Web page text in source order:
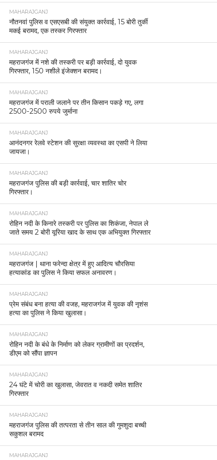
MAHARAJGANJ
नौतनवां पुलिस व एसएसबी की संयुक्त कार्रवाई, 15 बोरी तुर्की
मकई बरामद, एक तस्कर गिरफ्तार
MAHARAJGANJ
महराजगंज में नशे की तस्करी पर बड़ी कार्रवाई, दो युवक
गिरफ्तार, 150 नशीले इंजेक्शन बरामद।
MAHARAJGANJ
महराजगंज में पराली जलाने पर तीन किसान पकड़े गए, लगा
2500-2500 रुपये जुर्माना
MAHARAJGANJ
आनंदनगर रेलवे स्टेशन की सुरक्षा व्यवस्था का एसपी ने लिया
जायजा।
MAHARAJGANJ
महराजगंज पुलिस की बड़ी कार्रवाई, चार शातिर चोर
गिरफ्तार।
MAHARAJGANJ
रोहिन नदी के किनारे तस्करी पर पुलिस का शिकंजा, नेपाल ले
जाते समय 2 बोरी यूरिया खाद के साथ एक अभियुक्त गिरफ्तार
MAHARAJGANJ
महराजगंज | थाना फरेन्दा क्षेत्र में हुए आदित्य चौरसिया
हत्याकांड का पुलिस ने किया सफल अनावरण।
MAHARAJGANJ
प्रेम संबंध बना हत्या की वजह, महराजगंज में युवक की नृशंस
हत्या का पुलिस ने किया खुलासा।
MAHARAJGANJ
रोहिन नदी के बंधे के निर्माण को लेकर ग्रामीणों का प्रदर्शन,
डीएम को सौंपा ज्ञापन
MAHARAJGANJ
24 घंटे में चोरी का खुलासा, जेवरात व नकदी समेत शातिर
गिरफ्तार
MAHARAJGANJ
महराजगंज पुलिस की तत्परता से तीन साल की गुमशुदा बच्ची
सकुशल बरामद
MAHARAJGANJ